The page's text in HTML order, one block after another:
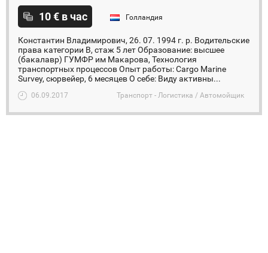
10 € в час Голландия
Константин Владимирович, 26. 07. 1994 г. р. Водительские
права категории B, стаж 5 лет Образование: высшее
(бакалавр) ГУМФР им Макарова, Технология
транспортных процессов Опыт работы: Cargo Marine
Survey, сюрвейер, 6 месяцев О себе: Виду активны...
06.09.2017 Транспорт - Логистика / Автомойщик